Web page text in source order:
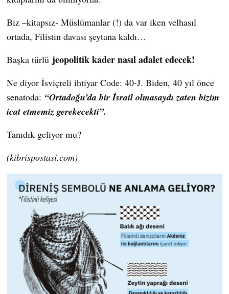
Biz –kitapsız- Müslümanlar (!) da var iken velhasıl
ortada, Filistin davası şeytana kaldı…
Başka türlüjeopolitik kader nasıl adalet edecek!
Ne diyor İsviçreli ihtiyar Code: 40-J. Biden, 40 yıl önce
senatoda: “Ortadoğu’da bir İsrail olmasaydı zaten bizim
icat etmemiz gerekecekti”.
Tanıdık geliyor mu?
(kibrispostasi.com)